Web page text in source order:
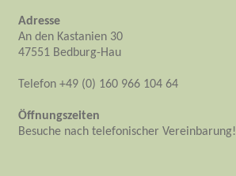
Adresse
An den Kastanien 30
47551 Bedburg-Hau
Telefon +49 (0) 160 966 104 64
Öffnungszeiten
Besuche nach telefonischer Vereinbarung!